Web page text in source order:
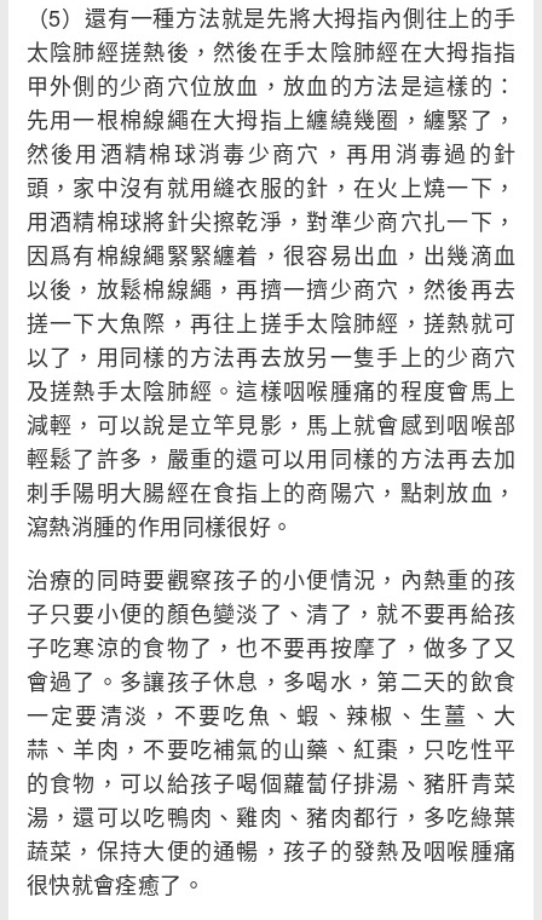
（5）還有一種方法就是先將大拇指內側往上的手
太陰肺經搓熱後，然後在手太陰肺經在大拇指指
甲外側的少商穴位放血，放血的方法是這樣的：
先用一根棉線繩在大拇指上纏繞幾圈，纏緊了，
然後用酒精棉球消毒少商穴，再用消毒過的針
頭，家中沒有就用縫衣服的針，在火上燒一下，
用酒精棉球將針尖擦乾淨，對準少商穴扎一下，
因爲有棉線繩緊緊纏着，很容易出血，出幾滴血
以後，放鬆棉線繩，再擠一擠少商穴，然後再去
搓一下大魚際，再往上搓手太陰肺經，搓熱就可
以了，用同樣的方法再去放另一隻手上的少商穴
及搓熱手太陰肺經。這樣咽喉腫痛的程度會馬上
減輕，可以說是立竿見影，馬上就會感到咽喉部
輕鬆了許多，嚴重的還可以用同樣的方法再去加
刺手陽明大腸經在食指上的商陽穴，點刺放血，
瀉熱消腫的作用同樣很好。
治療的同時要觀察孩子的小便情況，內熱重的孩
子只要小便的顏色變淡了、清了，就不要再給孩
子吃寒涼的食物了，也不要再按摩了，做多了又
會過了。多讓孩子休息，多喝水，第二天的飲食
一定要清淡，不要吃魚、蝦、辣椒、生薑、大
蒜、羊肉，不要吃補氣的山藥、紅棗，只吃性平
的食物，可以給孩子喝個蘿蔔仔排湯、豬肝青菜
湯，還可以吃鴨肉、雞肉、豬肉都行，多吃綠葉
蔬菜，保持大便的通暢，孩子的發熱及咽喉腫痛
很快就會痊癒了。